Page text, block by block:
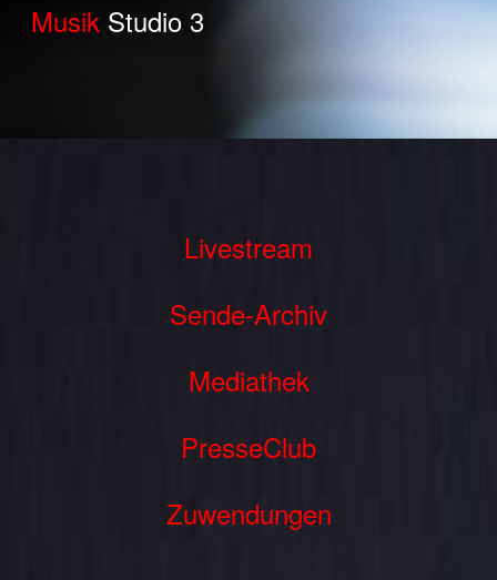
Musik Studio 3
Livestream
Sende-Archiv
Mediathek
PresseClub
Zuwendungen